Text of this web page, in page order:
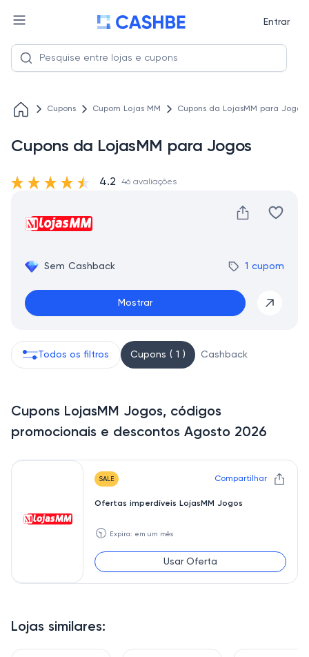
Entrar
Cupons Cupom Lojas MM Cupons da LojasMM para Jogos
Cupons da LojasMM para Jogos
Sem Cashback 1 cupom
Mostrar
4.2 46 avaliações
Lojas similares:
Todos os filtros Cupons ( 1 ) Cashback
Cupons LojasMM Jogos, códigos
promocionais e descontos Agosto 2026
SALE Compartilhar
Ofertas imperdíveis LojasMM Jogos
🕥 Expira: em um mês
Usar Oferta